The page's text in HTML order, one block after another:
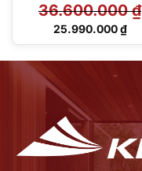
36.600.000₫
Giá
25.990.000₫
Giá